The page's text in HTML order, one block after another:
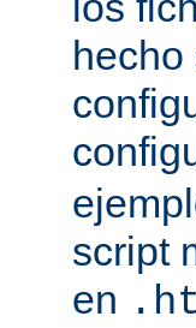
hecho
script
en